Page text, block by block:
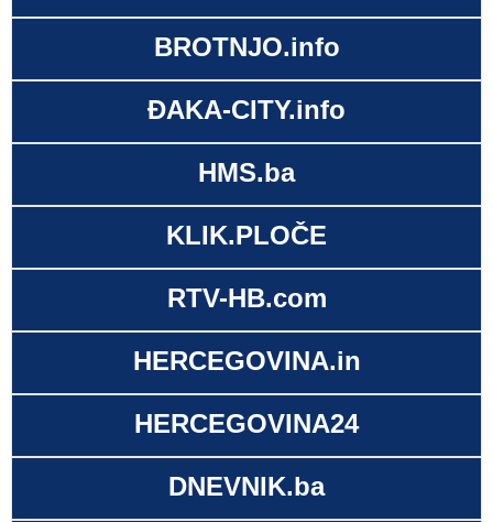
BROTNJO.info
ĐAKA-CITY.info
HMS.ba
KLIK.PLOČE
RTV-HB.com
HERCEGOVINA.in
HERCEGOVINA24
DNEVNIK.ba